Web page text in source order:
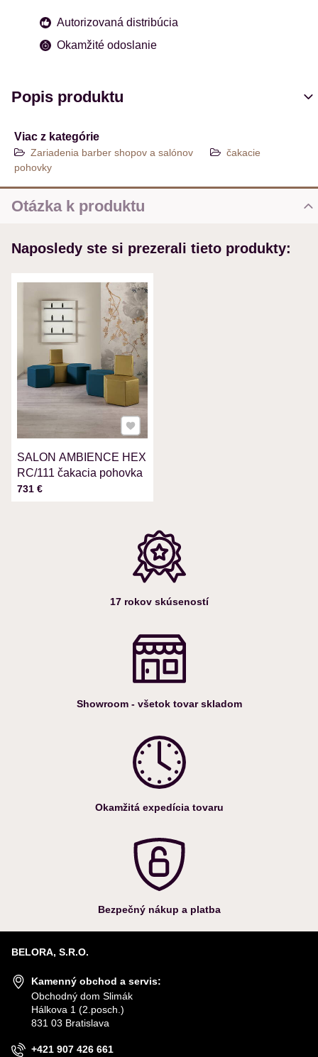
Autorizovaná distribúcia
Okamžité odoslanie
Popis produktu
Viac z kategórie
Zariadenia barber shopov a salónov
čakacie
pohovky
Otázka k produktu
MENO
VÁŠ E-MAIL
VAŠA OTÁZKA K PRODUKTU
Odoslať
Naposledy ste si prezerali tieto produkty:
SALON AMBIENCE HEX
RC/111 čakacia pohovka
Cena s DPH
731 €
Pridať k Obľúbeným
17 rokov skúseností
Showroom - všetok tovar skladom
Okamžitá expedícia tovaru
Bezpečný nákup a platba
BELORA, S.R.O.
Kamenný obchod a servis:
Obchodný dom Slimák
Hálkova 1 (2.posch.)
831 03 Bratislava
+421 907 426 661